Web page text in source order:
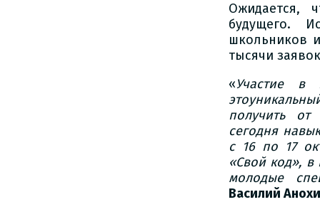
Ожидается,
будущего.
школьников
тысячи
«Участие в
получить от
сегодня
с 16 по 17
«Свой код», в
молодые
Василий